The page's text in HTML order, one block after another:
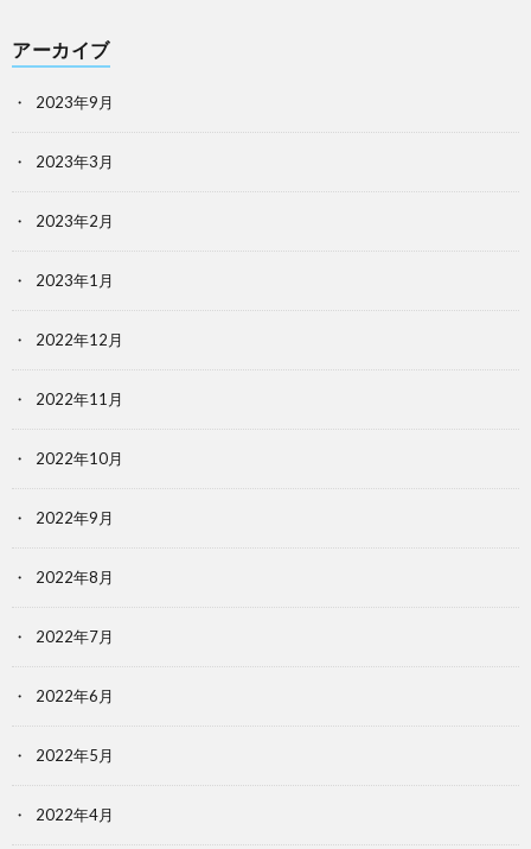
アーカイブ
2023年9月
2023年3月
2023年2月
2023年1月
2022年12月
2022年11月
2022年10月
2022年9月
2022年8月
2022年7月
2022年6月
2022年5月
2022年4月